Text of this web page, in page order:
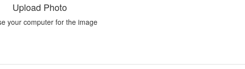
Upload Photo
your computer for the image